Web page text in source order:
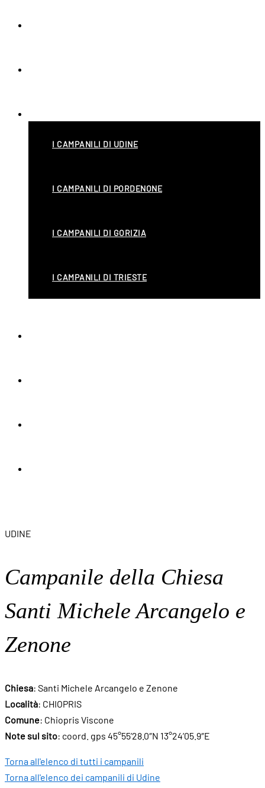
I CAMPANILI DI UDINE
I CAMPANILI DI PORDENONE
I CAMPANILI DI GORIZIA
I CAMPANILI DI TRIESTE
UDINE
Campanile della Chiesa
Santi Michele Arcangelo e
Zenone
Chiesa: Santi Michele Arcangelo e Zenone
Località: CHIOPRIS
Comune: Chiopris Viscone
Note sul sito: coord. gps 45°55’28.0″N 13°24’05.9″E
Torna all'elenco di tutti i campanili
Torna all'elenco dei campanili di Udine